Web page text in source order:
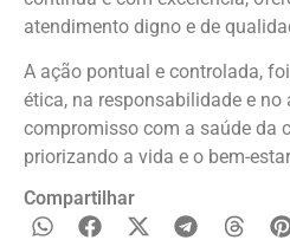
atendimento digno e de
A ação pontual e controlada,
ética, na responsabilidade e
compromisso com a saúde da
priorizando a vida e o bem-
Compartilhar